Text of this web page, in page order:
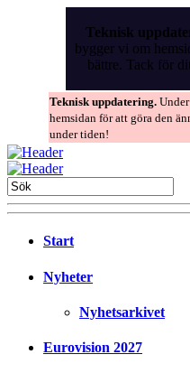
Teknisk
bygger vi om
bättre. Tack för
Teknisk uppdatering.
hemsidan för att göra den
under tiden!
Start
Nyheter
Nyhetsarkivet
Eurovision 2027